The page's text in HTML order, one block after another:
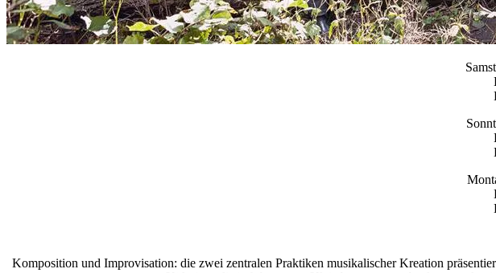
Komposition und Improvisation: die zwei zentralen Praktiken musikalischer Kreation